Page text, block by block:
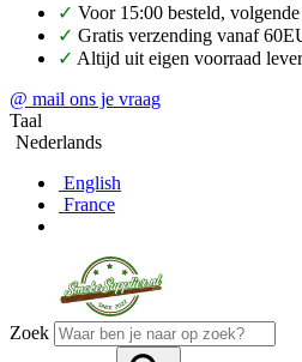
✓ Voor 15:00 besteld,
✓ Gratis verzending vanaf
✓ Altijd uit eigen voorraad
@ mail ons je vraag
Taal
Nederlands
English
France
Zoek